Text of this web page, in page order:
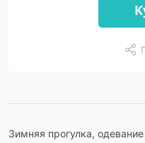
Зимняя прогулка,